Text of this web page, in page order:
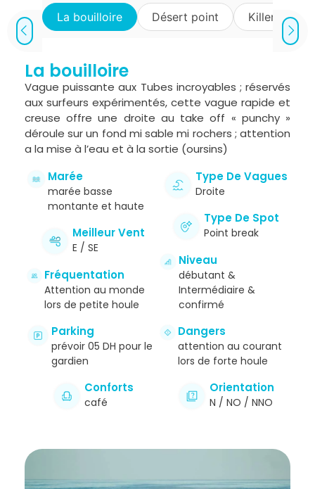
La bouilloire Désert point Killer Point
La bouilloire
Vague puissante aux Tubes incroyables ; réservés
aux surfeurs expérimentés, cette vague rapide et
creuse offre une droite au take off « punchy »
déroule sur un fond mi sable mi rochers ; attention
a la mise à l’eau et à la sortie (oursins)
Marée
marée basse
montante et haute
Meilleur Vent
E / SE
Fréquentation
Attention au monde
lors de petite houle
Parking
prévoir 05 DH pour le
gardien
Conforts
café
Type De Vagues
Droite
Type De Spot
Point break
Niveau
débutant &
Intermédiaire &
confirmé
Dangers
attention au courant
lors de forte houle
Orientation
N / NO / NNO